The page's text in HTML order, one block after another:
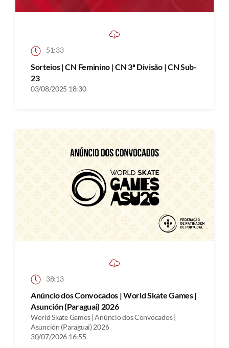
51:33
Sorteios | CN Feminino | CN 3ª Divisão | CN Sub-
23
03/08/2025 18:30
38:13
Anúncio dos Convocados | World Skate Games |
Asunción (Paraguai) 2026
World Skate Games | Anúncio dos Convocados |
Asunción (Paraguai) 2026
30/07/2026 16:55